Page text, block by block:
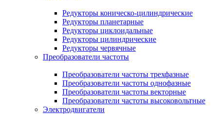
Редукторы коническо-цилиндрические
Редукторы планетарные
Редукторы циклоидальные
Редукторы цилиндрические
Редукторы червячные
Преобразователи частоты
Преобразователи частоты трехфазные
Преобразователи частоты однофазные
Преобразователи частоты векторные
Преобразователи частоты высоковольтные
Электродвигатели